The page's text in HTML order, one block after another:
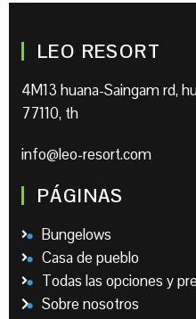
LEO RESORT
4M13 huana-Saingam rd,
77110, th
info@leo-resort.com
PÁGINAS
Bungelows
Casa de pueblo
Todas las opciones y
Sobre nosotros